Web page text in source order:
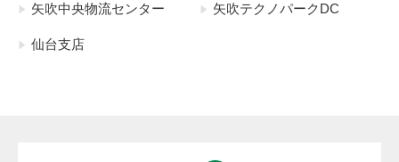
矢吹中央物流センター 矢吹テクノパークDC
仙台支店